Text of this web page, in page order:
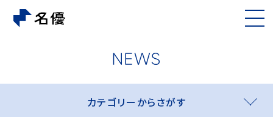
カテゴリーからさがす